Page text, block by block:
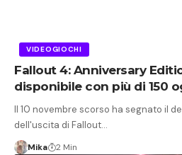
VIDEOGIOCHI
Fallout 4: Anniversary
disponibile con più di 150
Il 10 novembre scorso ha segnato il
dell'uscita di Fallout…
Mika 2 Min